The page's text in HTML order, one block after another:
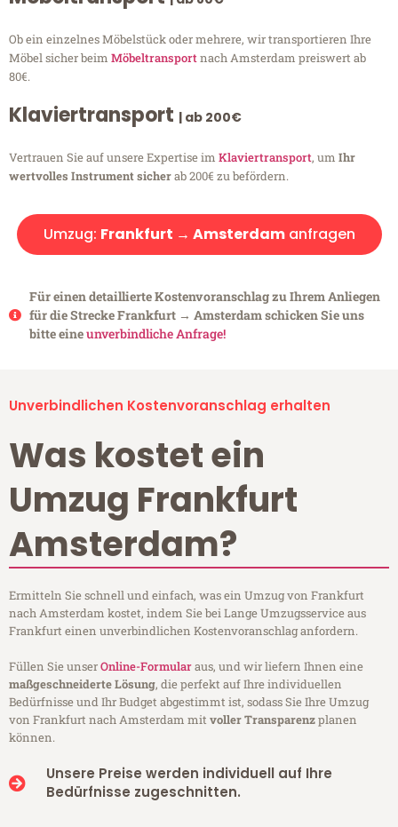
Ob ein einzelnes Möbelstück oder mehrere, wir transportieren Ihre
Möbel sicher beim Möbeltransportnach Amsterdam preiswert ab
80€.
Klaviertransport | ab 200€
Vertrauen Sie auf unsere Expertise im Klaviertransport, um Ihr
wertvolles Instrument sicherab 200€ zu befördern.
Umzug: Frankfurt → Amsterdamanfragen
Für einen detaillierte Kostenvoranschlag zu Ihrem Anliegen
für die Strecke Frankfurt → Amsterdam schicken Sie uns
bitte eineunverbindliche Anfrage!
Unverbindlichen Kostenvoranschlag erhalten
Was kostet ein
Umzug Frankfurt
Amsterdam?
Ermitteln Sie schnell und einfach, was ein Umzug von Frankfurt
nach Amsterdam kostet, indem Sie bei Lange Umzugsservice aus
Frankfurt einen unverbindlichen Kostenvoranschlag anfordern.
Füllen Sie unserOnline-Formularaus, und wir liefern Ihnen eine
maßgeschneiderte Lösung, die perfekt auf Ihre individuellen
Bedürfnisse und Ihr Budget abgestimmt ist, sodass Sie Ihre Umzug
von Frankfurt nach Amsterdam mitvoller Transparenzplanen
können.
Unsere Preise werden individuell auf Ihre
Bedürfnisse zugeschnitten.